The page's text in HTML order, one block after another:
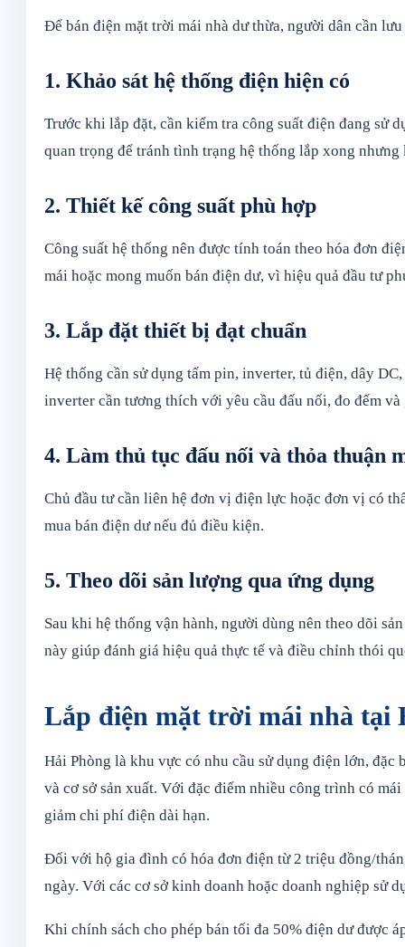
Để bán điện mặt trời mái nhà dư thừa, người dân cần
1. Khảo sát hệ thống điện hiện có
Trước khi lắp đặt, cần kiểm tra công suất điện đang sử
quan trọng để tránh tình trạng hệ thống lắp xong
2. Thiết kế công suất phù hợp
Công suất hệ thống nên được tính toán theo hóa đơn
mái hoặc mong muốn bán điện dư, vì hiệu quả đầu tư
3. Lắp đặt thiết bị đạt chuẩn
Hệ thống cần sử dụng tấm pin, inverter, tủ điện, dây
inverter cần tương thích với yêu cầu đấu nối, đo đếm và
4. Làm thủ tục đấu nối và thỏa thuận
Chủ đầu tư cần liên hệ đơn vị điện lực hoặc đơn vị có
mua bán điện dư nếu đủ điều kiện.
5. Theo dõi sản lượng qua ứng dụng
Sau khi hệ thống vận hành, người dùng nên theo dõi
này giúp đánh giá hiệu quả thực tế và điều chỉnh thói
Lắp điện mặt trời mái nhà tại
Hải Phòng là khu vực có nhu cầu sử dụng điện lớn,
và cơ sở sản xuất. Với đặc điểm nhiều công trình có
giảm chi phí điện dài hạn.
Đối với hộ gia đình có hóa đơn điện từ 2 triệu đồng/
ngày. Với các cơ sở kinh doanh hoặc doanh nghiệp sử
Khi chính sách cho phép bán tối đa 50% điện dư được